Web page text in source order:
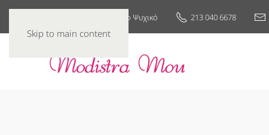
Skip to main content
25ης Μαρτίου 7, Νέο Ψυχικό 213 040 6678